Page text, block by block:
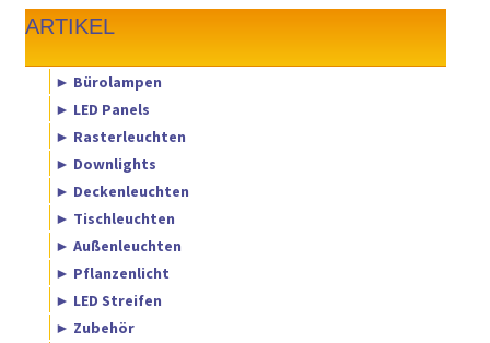
ARTIKEL
► Bürolampen
► LED Panels
► Rasterleuchten
► Downlights
► Deckenleuchten
► Tischleuchten
► Außenleuchten
► Pflanzenlicht
► LED Streifen
► Zubehör